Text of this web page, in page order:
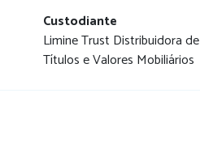
Custodiante
Limine Trust Distribuidora de
Títulos e Valores Mobiliários